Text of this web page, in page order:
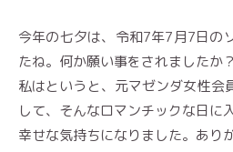
今年の七夕は、令和7年7月7日の
たね。何か願い事をされましたか？
私はというと、元マゼンダ女性会
して、そんなロマンチックな日に
幸せな気持ちになりました。あり